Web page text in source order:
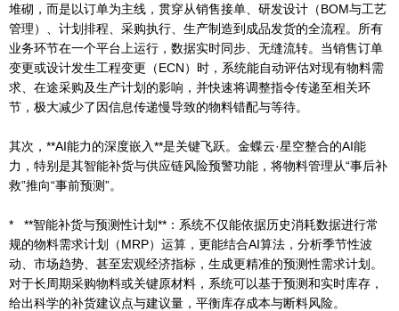
堆砌，而是以订单为主线，贯穿从销售接单、研发设计（BOM与工艺
管理）、计划排程、采购执行、生产制造到成品发货的全流程。所有
业务环节在一个平台上运行，数据实时同步、无缝流转。当销售订单
变更或设计发生工程变更（ECN）时，系统能自动评估对现有物料需
求、在途采购及生产计划的影响，并快速将调整指令传递至相关环
节，极大减少了因信息传递慢导致的物料错配与等待。
其次，**AI能力的深度嵌入**是关键飞跃。金蝶云·星空整合的AI能
力，特别是其智能补货与供应链风险预警功能，将物料管理从“事后补
救”推向“事前预测”。
* **智能补货与预测性计划**：系统不仅能依据历史消耗数据进行常
规的物料需求计划（MRP）运算，更能结合AI算法，分析季节性波
动、市场趋势、甚至宏观经济指标，生成更精准的预测性需求计划。
对于长周期采购物料或关键原材料，系统可以基于预测和实时库存，
给出科学的补货建议点与建议量，平衡库存成本与断料风险。